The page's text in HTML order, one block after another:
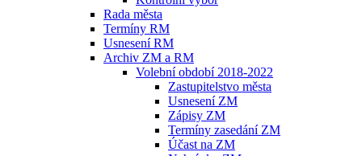
Rada města
Termíny RM
Usnesení RM
Archiv ZM a RM
Volební období 2018-2022
Zastupitelstvo města
Usnesení ZM
Zápisy ZM
Termíny zasedání ZM
Účast na ZM